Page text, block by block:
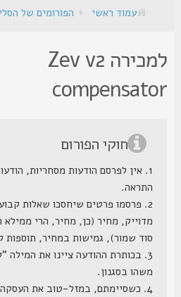
עמוד ראשי הפורומים של הסליק
למכירה Zev v2
חוקי הפורום
1. אין לפרסם הודעות מסחריות, הודעות
התראה.
2. פרסמו פרטים שיחסכו שאלות קבועות
מדוייק, מחיר (כן, מחיר, הרי ממילא
סוד שמור), גמישות במחיר, תוספות
3. בכותרת ההודעה ציינו את המילה
משהו בסגנון.
4. כשסיימתם, במזל-טוב את העסקה,